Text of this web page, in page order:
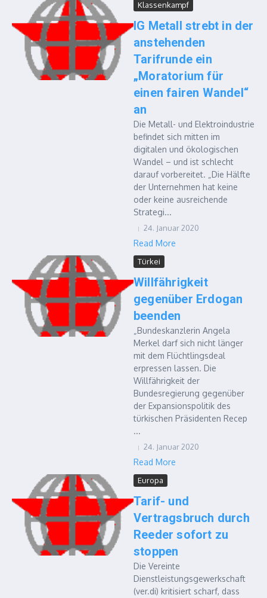
Klassenkampf
IG Metall strebt in der
anstehenden
Tarifrunde ein
„Moratorium für
einen fairen Wandel“
an
Die Metall- und Elektroindustrie
befindet sich mitten im
digitalen und ökologischen
Wandel – und ist schlecht
darauf vorbereitet. „Die Hälfte
der Unternehmen hat keine
oder keine ausreichende
Strategi...
24. Januar 2020
Read More
Türkei
Willfährigkeit
gegenüber Erdogan
beenden
„Bundeskanzlerin Angela
Merkel darf sich nicht länger
mit dem Flüchtlingsdeal
erpressen lassen. Die
Willfährigkeit der
Bundesregierung gegenüber
der Expansionspolitik des
türkischen Präsidenten Recep
...
24. Januar 2020
Read More
Europa
Tarif- und
Vertragsbruch durch
Reeder sofort zu
stoppen
Die Vereinte
Dienstleistungsgewerkschaft
(ver.di) kritisiert scharf, dass